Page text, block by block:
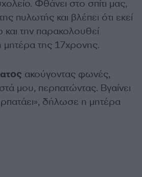
Φθάνει στο σπίτι μας,
πυλωτής και βλέπει ότι εκεί
και την παρακολουθεί
μητέρα της 17χρονης.
ακούγοντας φωνές,
μου, περπατώντας. Βγαίνει
δήλωσε η μητέρα